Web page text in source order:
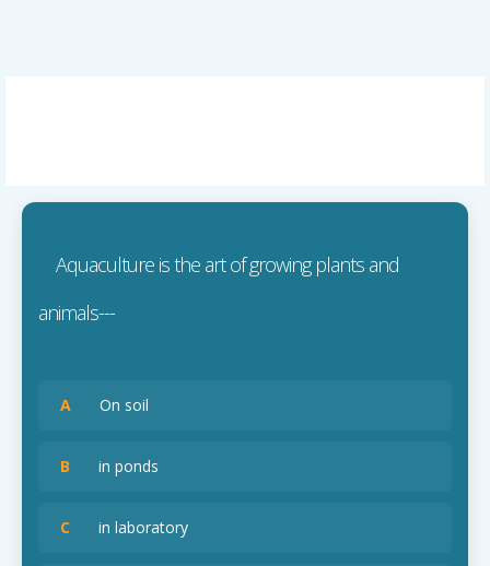
Aquaculture is the art of growing plants and
animals---
A On soil
B in ponds
C in laboratory